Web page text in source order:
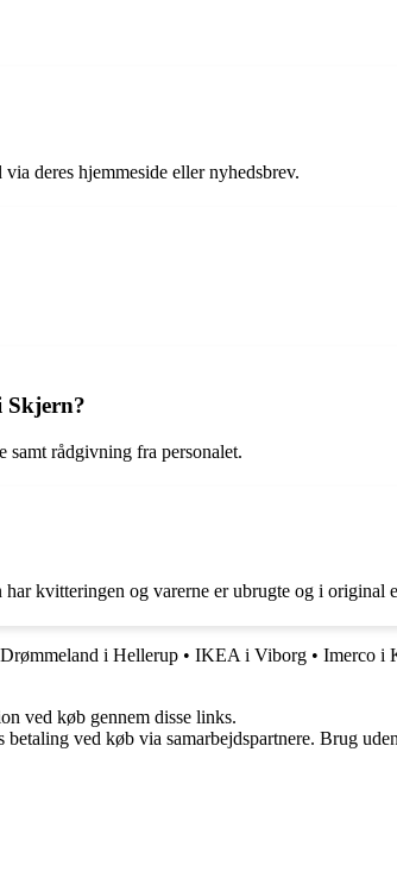
deres hjemmeside eller nyhedsbrev.
Skjern?
rådgivning fra personalet.
kvitteringen og varerne er ubrugte og i original
Drømmeland i Hellerup • IKEA i Viborg • Imerco i
ved køb gennem disse links.
ved køb via samarbejdspartnere. Brug